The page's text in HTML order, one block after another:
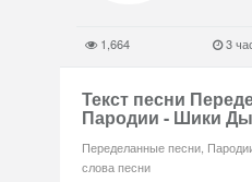
1,664 3
Текст песни
Пародии - Шики
Переделанные песни,
слова песни